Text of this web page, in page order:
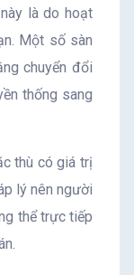
là do hoạt
Một số sàn
chuyển đổi
thống sang
thù có giá trị
lý nên người
thể trực tiếp